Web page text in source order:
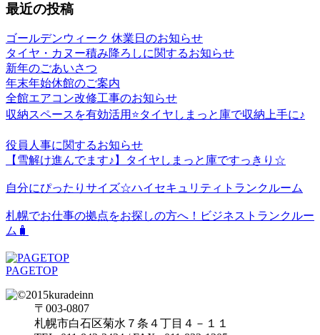
最近の投稿
ゴールデンウィーク 休業日のお知らせ
タイヤ・カヌー積み降ろしに関するお知らせ
新年のごあいさつ
年末年始休館のご案内
全館エアコン改修工事のお知らせ
収納スペースを有効活用⭐️タイヤしまっと庫で収納上手に♪
役員人事に関するお知らせ
【雪解け進んでます♪】タイヤしまっと庫ですっきり☆
自分にぴったりサイズ☆ハイセキュリティトランクルーム
札幌でお仕事の拠点をお探しの方へ！ビジネストランクルー
ム🧳
PAGETOP
〒003-0807
札幌市白石区菊水７条４丁目４－１１